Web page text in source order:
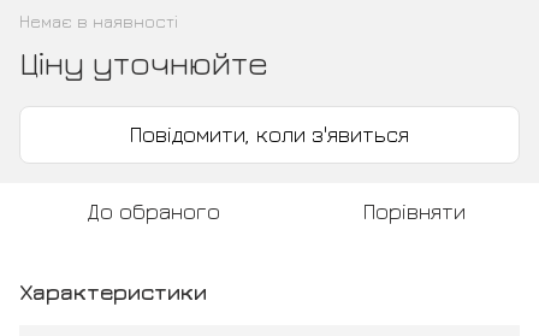
Немає в наявності
Ціну уточнюйте
Повідомити, коли з'явиться
До обраного Порівняти
Характеристики